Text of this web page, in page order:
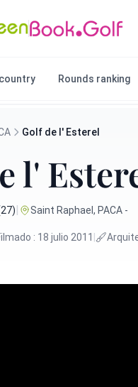
Rounds ranking
Golf de l' Esterel
l'
| Saint Raphael, PACA -
: 18 julio 2011